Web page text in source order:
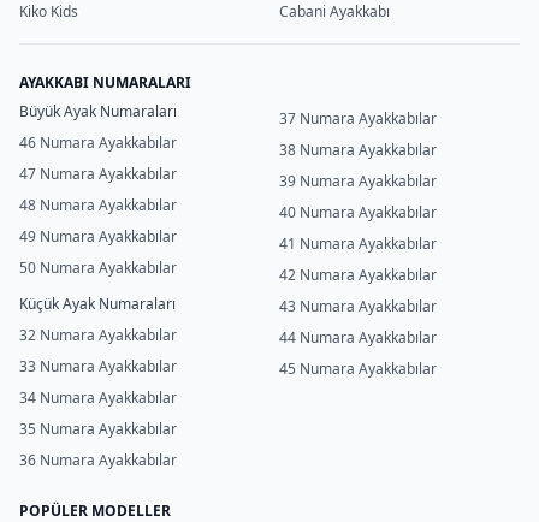
Kiko Kids
Cabani Ayakkabı
AYAKKABI NUMARALARI
Büyük Ayak Numaraları
46 Numara Ayakkabılar
47 Numara Ayakkabılar
48 Numara Ayakkabılar
49 Numara Ayakkabılar
50 Numara Ayakkabılar
Küçük Ayak Numaraları
32 Numara Ayakkabılar
33 Numara Ayakkabılar
34 Numara Ayakkabılar
35 Numara Ayakkabılar
36 Numara Ayakkabılar
37 Numara Ayakkabılar
38 Numara Ayakkabılar
39 Numara Ayakkabılar
40 Numara Ayakkabılar
41 Numara Ayakkabılar
42 Numara Ayakkabılar
43 Numara Ayakkabılar
44 Numara Ayakkabılar
45 Numara Ayakkabılar
POPÜLER MODELLER